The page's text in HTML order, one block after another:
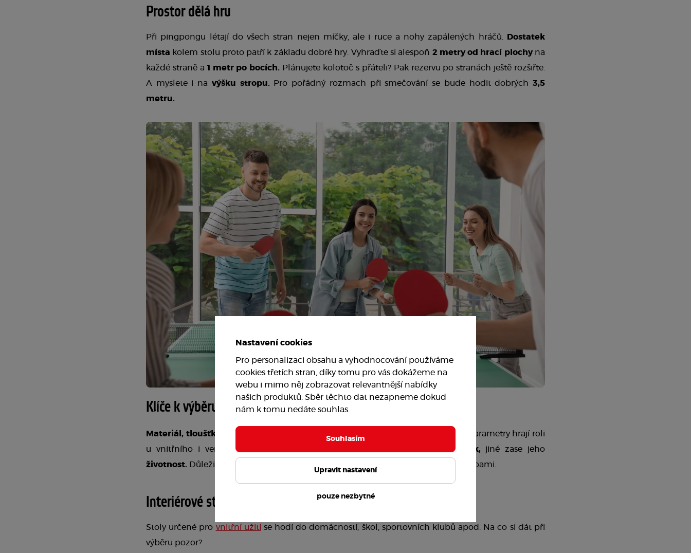
Prostor dělá hru
Při pingpongu létají do všech stran nejen míčky, ale i ruce a nohy zapálených hráčů.
Dostatek
místa kolem stolu proto patří k základu dobré hry. Vyhraďte si alespoň 2 metry od hrací plochy na
každé straně a 1 metr po bocích. Plánujete kolotoč s přáteli? Pak rezervu po stranách ještě rozšiřte.
A myslete i na výšku stropu. Pro pořádný rozmach při smečování se bude hodit dobrých 3,5
metru.
Klíče k výběru
Materiál, tloušťka desky, stabilita konstrukce nebo
, tyto parametry hrají roli
u vnitřního i venkovního pingpongového stolu. Některé ovlivní
herní zážitek,
životnost. Důležité je najít správný a sladit ho s vašimi potřebami.
Interiérové stoly: Jak na ně?
Stoly určené pro vnitřní užití se hodí do domácností, škol, sportovních klubů apod. Na co si dát při
výběru pozor?
Nastavení cookies
Pro personalizaci obsahu a vyhodnocování používáme
cookies třetích stran, díky tomu pro vás dokážeme na
webu i mimo něj zobrazovat relevantnější nabídky
našich produktů. Sběr těchto dat nezapneme dokud
nám k tomu nedáte souhlas.
Souhlasím
Upravit nastavení
pouze nezbytné